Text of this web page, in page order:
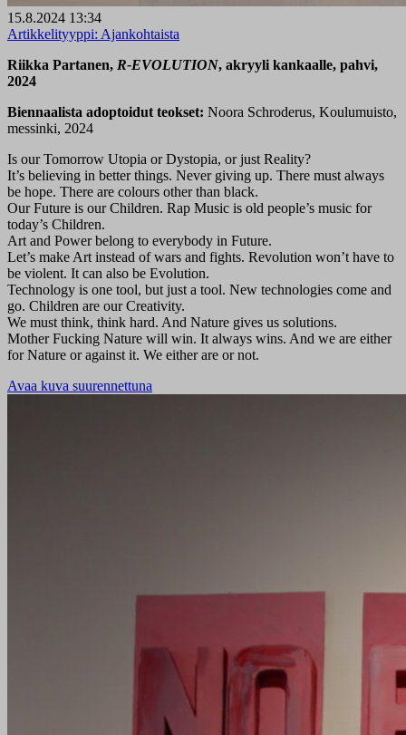
15.8.2024 13:34
Artikkelityyppi: Ajankohtaista
Riikka Partanen, R-EVOLUTION, akryyli kankaalle, pahvi,
2024
Biennaalista adoptoidut teokset: Noora Schroderus, Koulumuisto,
messinki, 2024
Is our Tomorrow Utopia or Dystopia, or just Reality?
It’s believing in better things. Never giving up. There must always
be hope. There are colours other than black.
Our Future is our Children. Rap Music is old people’s music for
today’s Children.
Art and Power belong to everybody in Future.
Let’s make Art instead of wars and fights. Revolution won’t have to
be violent. It can also be Evolution.
Technology is one tool, but just a tool. New technologies come and
go. Children are our Creativity.
We must think, think hard. And Nature gives us solutions.
Mother Fucking Nature will win. It always wins. And we are either
for Nature or against it. We either are or not.
Avaa kuva suurennettuna